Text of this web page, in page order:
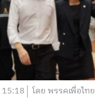
15:18 โดย พรรคเพื่อไทย